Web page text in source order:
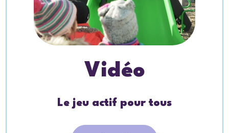
Vidéo
Le jeu actif pour tous